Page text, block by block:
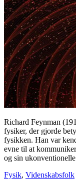
Richard Feynman
fysiker, der gjorde
fysikken. Han var
evne til at
og sin
Fysik, Videnskabsfolk